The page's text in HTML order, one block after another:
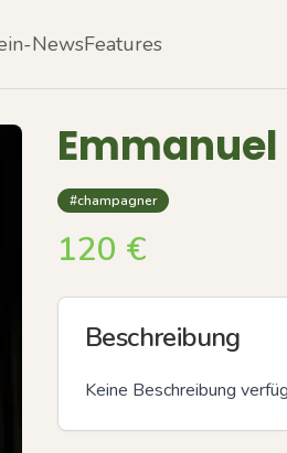
NewsFeatures
#champagner
120 €
Beschreibung
Keine Beschreibung